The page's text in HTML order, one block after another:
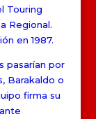
Touring
Regional.
en 1987.
pasarían por
Barakaldo o
firma su